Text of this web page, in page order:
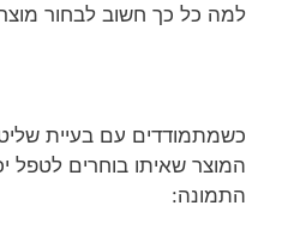
למה כל כך חשוב לבחור מוצר
כשמתמודדים עם בעיית
המוצר שאיתו בוחרים לטפל
התמונה: